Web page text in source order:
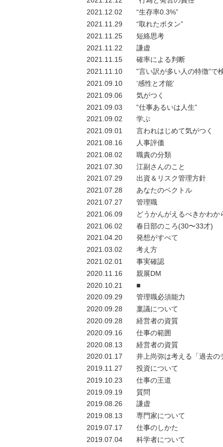
2021.12.02
“生存率0.3%”
2021.11.29
“取れたボタン”
2021.11.25
短絡思考
2021.11.22
謙虚
2021.11.15
確率による判断
2021.11.10
‟言い訳が多い人の特徴”で
2021.09.10
‘感性と才能’
2021.09.06
気がつく
2021.09.03
‟仕事あるいは人生”
2021.09.02
学ぶ
2021.09.01
言われはじめて気がつく
2021.08.16
人事評価
2021.08.02
職責の分類
2021.07.30
江副さんのこと
2021.07.29
出資＆リスク管理方針
2021.07.28
あなたのベクトル
2021.07.27
管理職
2021.06.09
どうかんがえるべきかわか
2021.06.02
春日部のころ(30〜33才)
2021.04.20
発想がすべて
2021.03.02
考え方
2021.02.01
事実確認
2020.11.16
親展DM
2020.10.21
■
2020.09.29
管理職必須能力
2020.09.28
稟議について
2020.09.28
経営者の資質
2020.09.16
仕事の範囲
2020.08.13
経営者の資質
2020.01.17
井上尚弥は考える「過去の
2019.11.27
投資について
2019.10.23
仕事の王道
2019.09.19
質問
2019.08.26
謙虚
2019.08.13
専門家について
2019.07.17
仕事のしかた
2019.07.04
科学者について